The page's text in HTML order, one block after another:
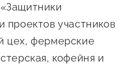
проектов участников
цех, фермерские
кофейня и